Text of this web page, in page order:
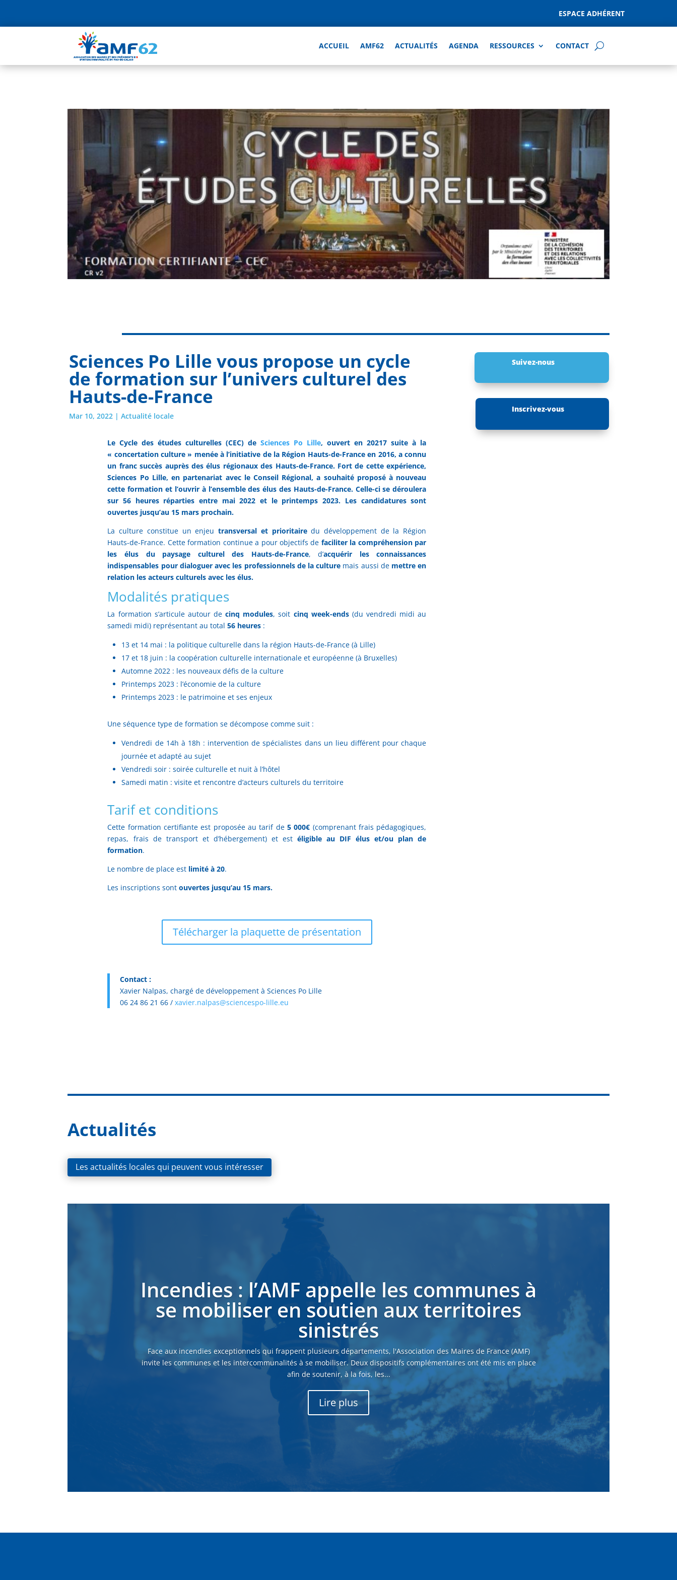
ESPACE ADHÉRENT
ACCUEIL AMF62 ACTUALITÉS AGENDA RESSOURCES CONTACT
Sciences Po Lille vous propose un cycle
de formation sur l’univers culturel des
Hauts-de-France
Mar 10, 2022 |Actualité locale
Le Cycle des études culturelles (CEC) deSciences Po Lille, ouvert en 20217 suite à la
« concertation culture » menée à l’initiative de la Région Hauts-de-France en 2016, a connu
un franc succès auprès des élus régionaux des Hauts-de-France. Fort de cette expérience,
Sciences Po Lille, en partenariat avec le Conseil Régional, a souhaité proposé à nouveau
cette formation et l’ouvrir à l’ensemble des élus des Hauts-de-France. Celle-ci se déroulera
sur 56 heures réparties entre mai 2022 et le printemps 2023. Les candidatures sont
ouvertes jusqu’au 15 mars prochain.
La culture constitue un enjeutransversal et prioritairedu développement de la Région
Hauts-de-France. Cette formation continue a pour objectifs de faciliter la compréhension par
les élus du paysage culturel des Hauts-de-France, d’acquérir les connaissances
indispensables pour dialoguer avec les professionnels de la culture mais aussi de mettre en
relation les acteurs culturels avec les élus.
Modalités pratiques
La formation s’articule autour decinq modules, soit cinq week-ends(du vendredi midi au
samedi midi) représentant au total 56 heures :
13 et 14 mai : la politique culturelle dans la région Hauts-de-France (à Lille)
17 et 18 juin : la coopération culturelle internationale et européenne (à Bruxelles)
Automne 2022 : les nouveaux défis de la culture
Printemps 2023 : l’économie de la culture
Printemps 2023 : le patrimoine et ses enjeux
Une séquence type de formation se décompose comme suit :
Vendredi de 14h à 18h : intervention de spécialistes dans un lieu différent pour chaque
journée et adapté au sujet
Vendredi soir : soirée culturelle et nuit à l’hôtel
Samedi matin : visite et rencontre d’acteurs culturels du territoire
Tarif et conditions
Cette formation certifiante est proposée au tarif de 5 000€ (comprenant frais pédagogiques,
repas, frais de transport et d’hébergement) et est éligible au DIF élus et/ou plan de
formation.
Le nombre de place est limité à 20.
Les inscriptions sontouvertes jusqu’au 15 mars.
Télécharger la plaquette de présentation
Contact :
Xavier Nalpas, chargé de développement à Sciences Po Lille
06 24 86 21 66 /xavier.nalpas@sciencespo-lille.eu
Suivez-nous
Inscrivez-vous
Actualités
Les actualités locales qui peuvent vous intéresser
Incendies : l’AMF appelle les communes à
se mobiliser en soutien aux territoires
sinistrés
Face aux incendies exceptionnels qui frappent plusieurs départements, l'Association des Maires de France (AMF)
invite les communes et les intercommunalités à se mobiliser. Deux dispositifs complémentaires ont été mis en place
afin de soutenir, à la fois, les...
Lire plus